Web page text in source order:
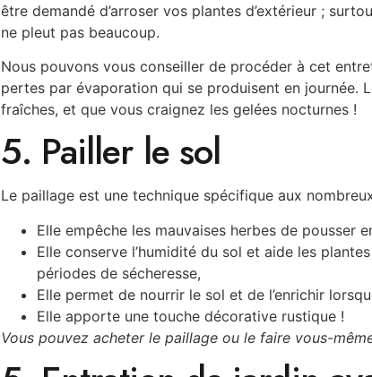
être demandé d’arroser vos plantes d’extérieur ;
ne pleut pas beaucoup.
Nous pouvons vous conseiller de procéder à cet
pertes par évaporation qui se produisent en journée.
fraîches, et que vous craignez les gelées nocturnes !
5. Pailler le sol
Le paillage est une technique spécifique aux
Elle empêche les mauvaises herbes de pousser
Elle conserve l’humidité du sol et aide les
périodes de sécheresse,
Elle permet de nourrir le sol et de l’enrichir
Elle apporte une touche décorative rustique !
Vous pouvez acheter le paillage ou le faire vous-